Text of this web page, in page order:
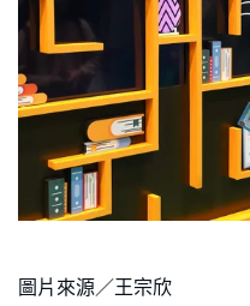
圖片來源／王宗欣